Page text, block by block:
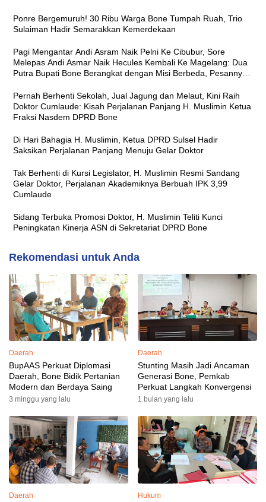
Ponre Bergemuruh! 30 Ribu Warga Bone Tumpah Ruah, Trio
Sulaiman Hadir Semarakkan Kemerdekaan
Pagi Mengantar Andi Asram Naik Pelni Ke Cibubur, Sore
Melepas Andi Asmar Naik Hecules Kembali Ke Magelang: Dua
Putra Bupati Bone Berangkat dengan Misi Berbeda, Pesannya
Pernah Berhenti Sekolah, Jual Jagung dan Melaut, Kini Raih
Doktor Cumlaude: Kisah Perjalanan Panjang H. Muslimin Ketua
Fraksi Nasdem DPRD Bone
Di Hari Bahagia H. Muslimin, Ketua DPRD Sulsel Hadir
Saksikan Perjalanan Panjang Menuju Gelar Doktor
Tak Berhenti di Kursi Legislator, H. Muslimin Resmi Sandang
Gelar Doktor, Perjalanan Akademiknya Berbuah IPK 3,99
Cumlaude
Sidang Terbuka Promosi Doktor, H. Muslimin Teliti Kunci
Peningkatan Kinerja ASN di Sekretariat DPRD Bone
Rekomendasi untuk Anda
Daerah
BupAAS Perkuat Diplomasi
Daerah, Bone Bidik Pertanian
Modern dan Berdaya Saing
3 minggu yang lalu
Daerah
Stunting Masih Jadi Ancaman
Generasi Bone, Pemkab
Perkuat Langkah Konvergensi
1 bulan yang lalu
Daerah Hukum